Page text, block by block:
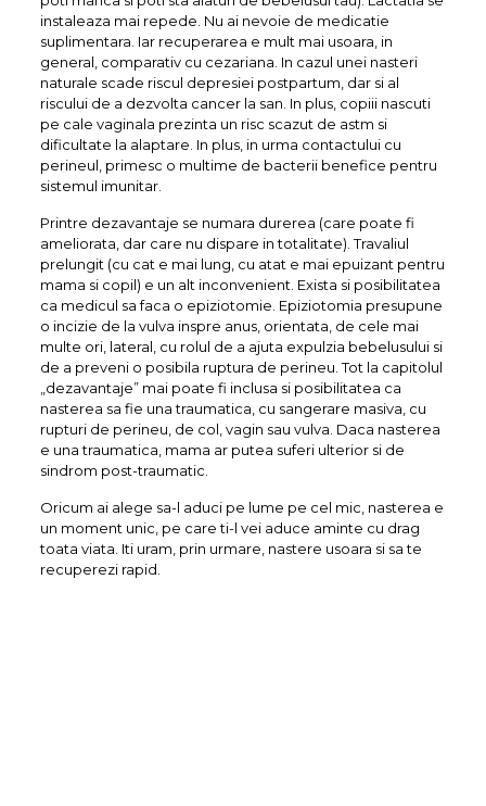
instaleaza mai repede. Nu ai nevoie de medicatie
suplimentara. Iar recuperarea e mult mai usoara, in
general, comparativ cu cezariana. In cazul unei nasteri
naturale scade riscul depresiei postpartum, dar si al
riscului de a dezvolta cancer la san. In plus, copiii nascuti
pe cale vaginala prezinta un risc scazut de astm si
dificultate la alaptare. In plus, in urma contactului cu
perineul, primesc o multime de bacterii benefice pentru
sistemul imunitar.
Printre dezavantaje se numara durerea (care poate fi
ameliorata, dar care nu dispare in totalitate). Travaliul
prelungit (cu cat e mai lung, cu atat e mai epuizant pentru
mama si copil) e un alt inconvenient. Exista si posibilitatea
ca medicul sa faca o epiziotomie. Epiziotomia presupune
o incizie de la vulva inspre anus, orientata, de cele mai
multe ori, lateral, cu rolul de a ajuta expulzia bebelusului si
de a preveni o posibila ruptura de perineu. Tot la capitolul
„dezavantaje” mai poate fi inclusa si posibilitatea ca
nasterea sa fie una traumatica, cu sangerare masiva, cu
rupturi de perineu, de col, vagin sau vulva. Daca nasterea
e una traumatica, mama ar putea suferi ulterior si de
sindrom post-traumatic.
Oricum ai alege sa-l aduci pe lume pe cel mic, nasterea e
un moment unic, pe care ti-l vei aduce aminte cu drag
toata viata. Iti uram, prin urmare, nastere usoara si sa te
recuperezi rapid.